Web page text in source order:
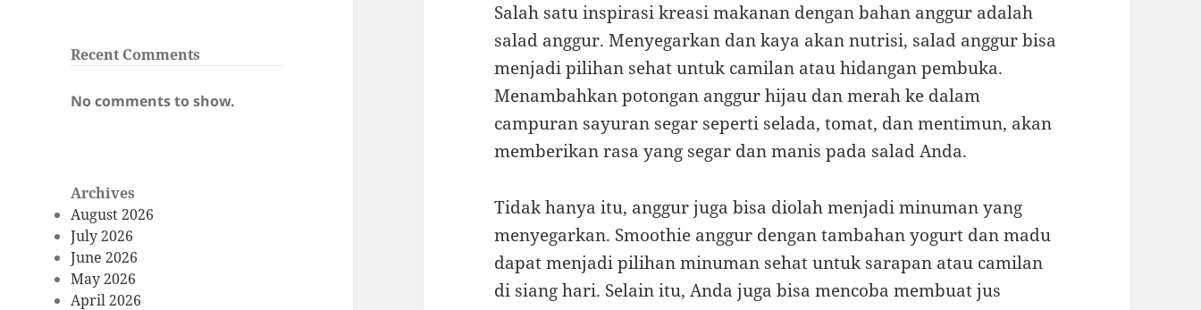
Recent Comments
No comments to show.
Archives
August 2026
July 2026
June 2026
May 2026
April 2026
Salah satu inspirasi kreasi makanan dengan bahan anggur adalah
salad anggur. Menyegarkan dan kaya akan nutrisi, salad anggur bisa
menjadi pilihan sehat untuk camilan atau hidangan pembuka.
Menambahkan potongan anggur hijau dan merah ke dalam
campuran sayuran segar seperti selada, tomat, dan mentimun, akan
memberikan rasa yang segar dan manis pada salad Anda.
Tidak hanya itu, anggur juga bisa diolah menjadi minuman yang
menyegarkan. Smoothie anggur dengan tambahan yogurt dan madu
dapat menjadi pilihan minuman sehat untuk sarapan atau camilan
di siang hari. Selain itu, Anda juga bisa mencoba membuat jus